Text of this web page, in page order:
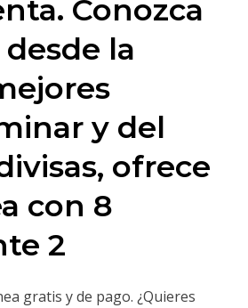
Conozca
la
y del
ofrece
con 8
2
gratis y de pago. ¿Quieres